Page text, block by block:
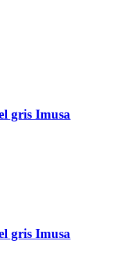
gris Imusa
gris Imusa